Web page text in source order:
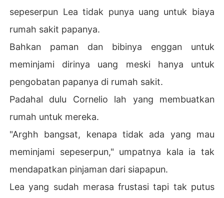
sepeserpun Lea tidak punya uang untuk biaya
rumah sakit papanya.
Bahkan paman dan bibinya enggan untuk
meminjami dirinya uang meski hanya untuk
pengobatan papanya di rumah sakit.
Padahal dulu Cornelio lah yang membuatkan
rumah untuk mereka.
"Arghh bangsat, kenapa tidak ada yang mau
meminjami sepeserpun," umpatnya kala ia tak
mendapatkan pinjaman dari siapapun.
Lea yang sudah merasa frustasi tapi tak putus